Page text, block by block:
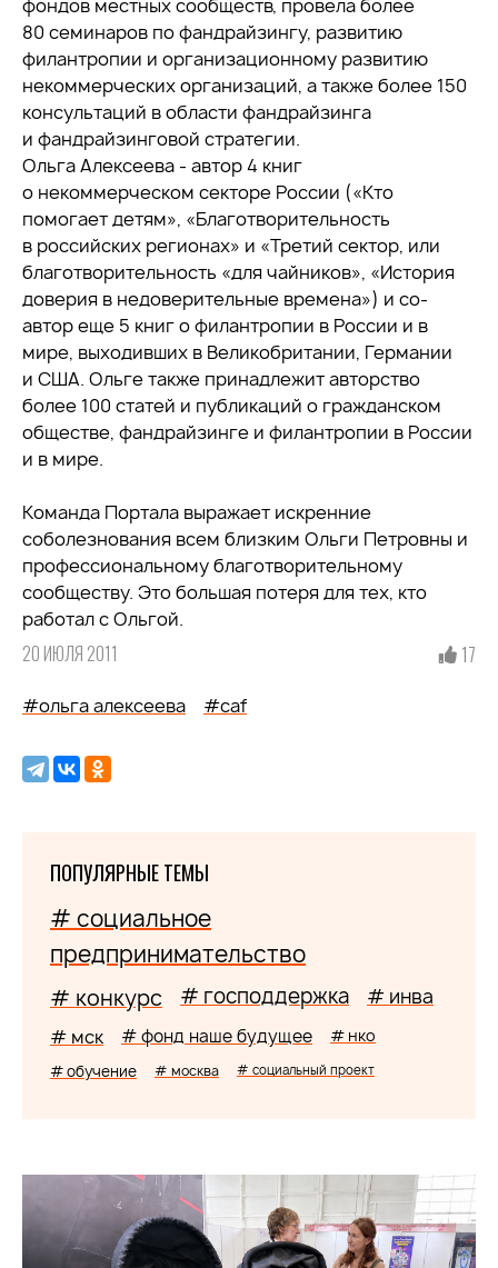
фондов местных сообществ, провела более
80 семинаров по фандрайзингу, развитию
филантропии и организационному развитию
некоммерческих организаций, а также более 150
консультаций в области фандрайзинга
и фандрайзинговой стратегии.
Ольга Алексеева - автор 4 книг
о некоммерческом секторе России («Кто
помогает детям», «Благотворительность
в российских регионах» и «Третий сектор, или
благотворительность «для чайников», «История
доверия в недоверительные времена») и со-
автор еще 5 книг о филантропии в России и в
мире, выходивших в Великобритании, Германии
и США. Ольге также принадлежит авторство
более 100 статей и публикаций о гражданском
обществе, фандрайзинге и филантропии в России
и в мире.
Команда Портала выражает искренние
соболезнования всем близким Ольги Петровны и
профессиональному благотворительному
сообществу. Это большая потеря для тех, кто
работал с Ольгой.
20 ИЮЛЯ 2011 17
#ольга алексеева #caf
ПОПУЛЯРНЫЕ ТЕМЫ
# социальное
предпринимательство
# конкурс # господдержка # инва
# мск # фонд наше будущее # нко
# обучение # москва # социальный проект